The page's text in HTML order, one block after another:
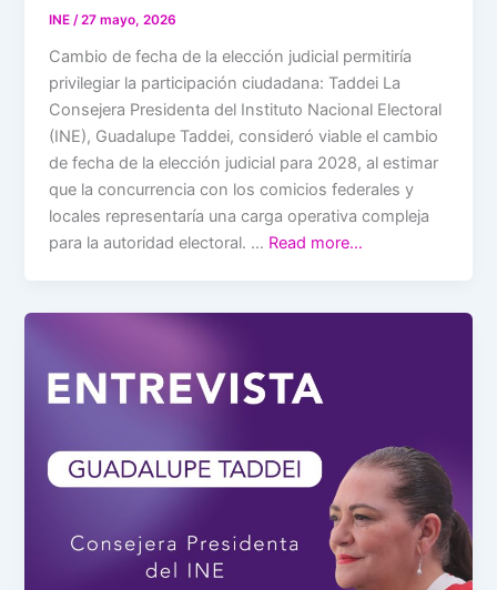
INE/27 mayo, 2026
Cambio de fecha de la elección judicial permitiría
privilegiar la participación ciudadana: Taddei La
Consejera Presidenta del Instituto Nacional Electoral
(INE), Guadalupe Taddei, consideró viable el cambio
de fecha de la elección judicial para 2028, al estimar
que la concurrencia con los comicios federales y
locales representaría una carga operativa compleja
para la autoridad electoral. … Read more…